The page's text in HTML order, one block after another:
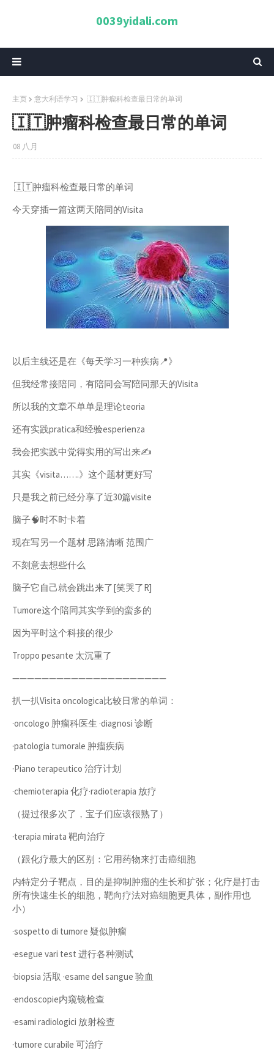
0039yidali.com
主页 意大利语学习 🇮🇹肿瘤科检查最日常的单词
🇮🇹肿瘤科检查最日常的单词
08 八月
🇮🇹肿瘤科检查最日常的单词
今天穿插一篇这两天陪同的Visita
以后主线还是在《每天学习一种疾病📍》
但我经常接陪同，有陪同会写陪同那天的Visita
所以我的文章不单单是理论teoria
还有实践pratica和经验esperienza
我会把实践中觉得实用的写出来✍️
其实《visita…….》这个题材更好写
只是我之前已经分享了近30篇visite
脑子🧠时不时卡着
现在写另一个题材 思路清晰 范围广
不刻意去想些什么
脑子它自己就会跳出来了[笑哭了R]
Tumore这个陪同其实学到的蛮多的
因为平时这个科接的很少
Troppo pesante 太沉重了
—————————————————————
扒一扒Visita oncologica比较日常的单词：
·oncologo 肿瘤科医生 ·diagnosi 诊断
·patologia tumorale 肿瘤疾病
·Piano terapeutico 治疗计划
·chemioterapia 化疗·radioterapia 放疗
（提过很多次了，宝子们应该很熟了）
·terapia mirata 靶向治疗
（跟化疗最大的区别：它用药物来打击癌细胞
内特定分子靶点，目的是抑制肿瘤的生长和扩张；化疗是打击
所有快速生长的细胞，靶向疗法对癌细胞更具体，副作用也
小）
·sospetto di tumore 疑似肿瘤
·esegue vari test 进行各种测试
·biopsia 活取 ·esame del sangue 验血
·endoscopie内窥镜检查
·esami radiologici 放射检查
·tumore curabile 可治疗